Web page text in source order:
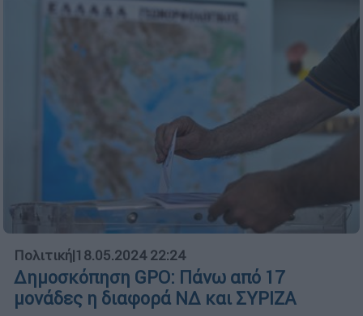
Πολιτική|18.05.2024 22:24
Δημοσκόπηση GPO: Πάνω από 17
μονάδες η διαφορά ΝΔ και ΣΥΡΙΖΑ